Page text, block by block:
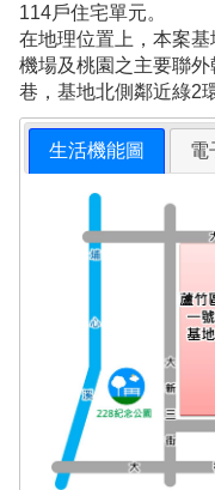
114戶住宅單元。
在地理位置上，本案
機場及桃園之主要聯
巷，基地北側鄰近綠2
生活機能圖 電